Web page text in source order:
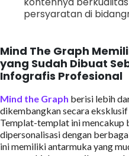
persyaratan di
Mind The Graph
yang Sudah Dibuat
Infografis Profesional
Mind the Graph berisi lebih
dikembangkan secara
Templat-templat ini mencakup
dipersonalisasi dengan
ini memiliki antarmuka yang